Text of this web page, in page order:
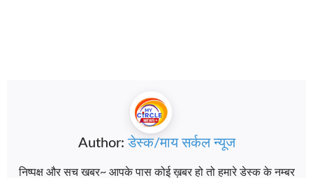
Author:डेस्क/माय सर्कल न्यूज
निष्पक्ष और सच खबर~ आपके पास कोई ख़बर हो तो हमारे डेस्क के नम्बर